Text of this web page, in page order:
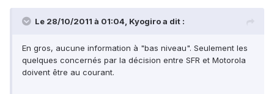
Le 28/10/2011 à 01:04, Kyogiro a dit :
En gros, aucune information à "bas niveau". Seulement les
quelques concernés par la décision entre SFR et Motorola
doivent être au courant.